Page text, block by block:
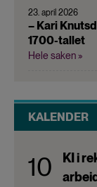
23. april 2026
– Kari
1700-tallet
Hele saken »
KALENDER
10
KI i